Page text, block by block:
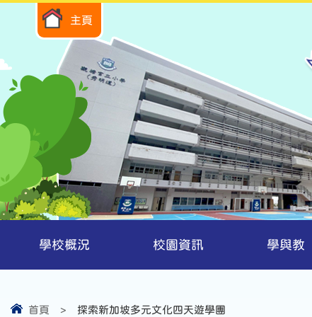
主頁
學校概況 校園資訊 學與教
首頁 > 探索新加坡多元文化四天遊學團